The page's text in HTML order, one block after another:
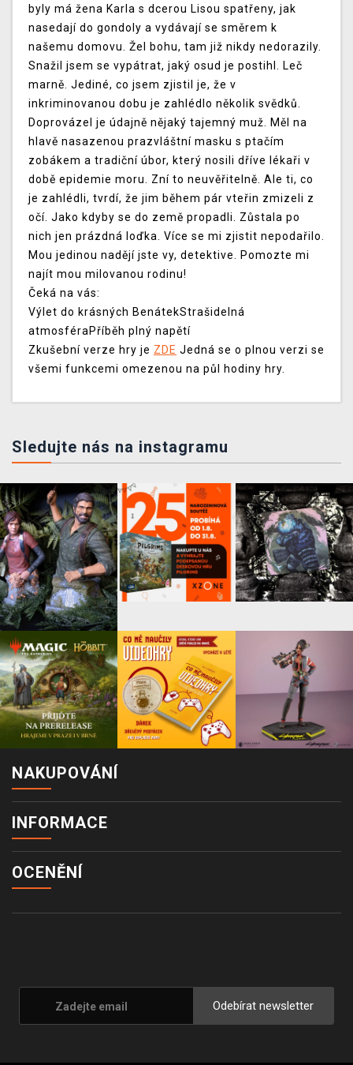
byly má žena Karla s dcerou Lisou spatřeny, jak
nasedají do gondoly a vydávají se směrem k
našemu domovu. Žel bohu, tam již nikdy nedorazily.
Snažil jsem se vypátrat, jaký osud je postihl. Leč
marně. Jediné, co jsem zjistil je, že v
inkriminovanou dobu je zahlédlo několik svědků.
Doprovázel je údajně nějaký tajemný muž. Měl na
hlavě nasazenou prazvláštní masku s ptačím
zobákem a tradiční úbor, který nosili dříve lékaři v
době epidemie moru. Zní to neuvěřitelně. Ale ti, co
je zahlédli, tvrdí, že jim během pár vteřin zmizeli z
očí. Jako kdyby se do země propadli. Zůstala po
nich jen prázdná loďka. Více se mi zjistit nepodařilo.
Mou jedinou nadějí jste vy, detektive. Pomozte mi
najít mou milovanou rodinu!
Čeká na vás:
Výlet do krásných BenátekStrašidelná
atmosféraPříběh plný napětí
Zkušební verze hry je ZDE Jedná se o plnou verzi se
všemi funkcemi omezenou na půl hodiny hry.
Sledujte nás na instagramu
NAKUPOVÁNÍ
INFORMACE
OCENĚNÍ
Odebírat newsletter